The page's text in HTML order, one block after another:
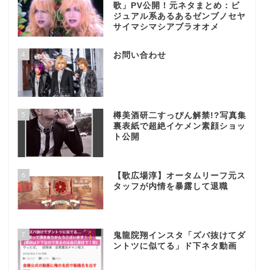
歌」PV公開！元ネタまとめ：ビ
ジュアル系あるあるゼンブノセヤ
サイマシマシアブラオオメ
4 お問い合わせ
5
樽美酒研二すっぴん解禁!?写真集
裏表紙で超絶イケメン素顔ショッ
ト公開
6
【歌広場淳】オータムリーフ元ス
タッフが内情を暴露して退職
7
鬼龍院翔インスタ「ズバ抜けてダ
ントツに似てる」ド下ネタ動画